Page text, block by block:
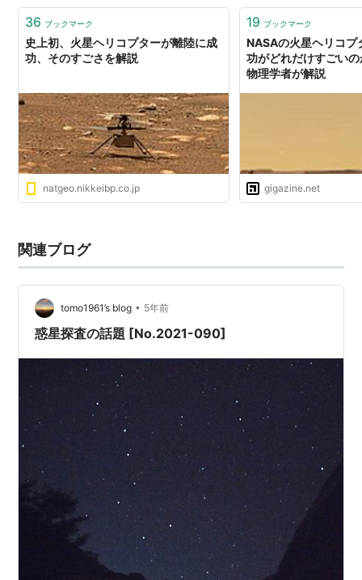
36 ブックマーク
史上初、火星ヘリコプターが離陸に成
功、そのすごさを解説
natgeo.nikkeibp.co.jp
19 ブックマーク
NASAの火星ヘリコプ
功がどれだけすごい
物理学者が解説
gigazine.net
関連ブログ
tomo1961’s blog • 5年前
惑星探査の話題 [No.2021-090]